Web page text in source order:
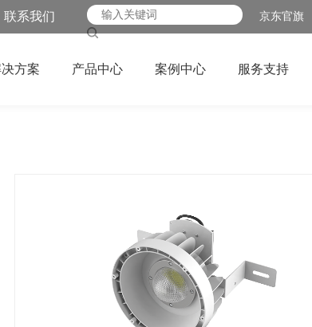
京东官旗
联系我们
方案 产品中心 案例中心 服务支持